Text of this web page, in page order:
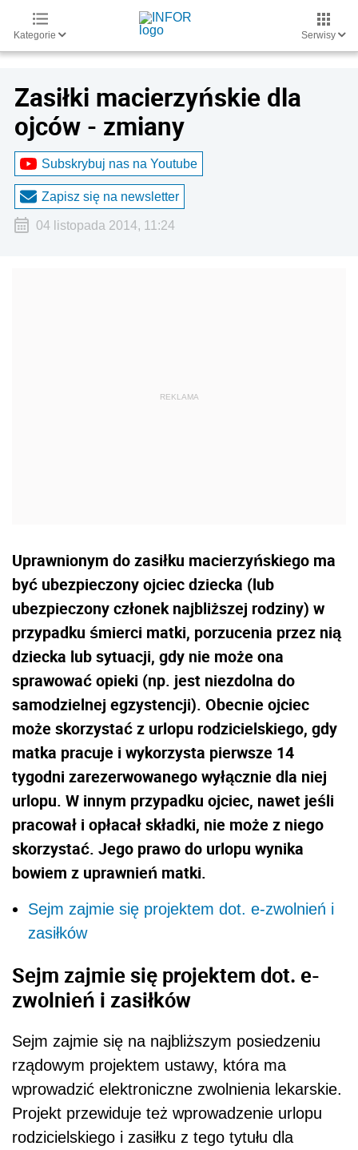
Kategorie Serwisy
Zasiłki macierzyńskie dla
ojców - zmiany
Subskrybuj nas na Youtube
Zapisz się na newsletter
04 listopada 2014, 11:24
Uprawnionym do zasiłku macierzyńskiego ma
być ubezpieczony ojciec dziecka (lub
ubezpieczony członek najbliższej rodziny) w
przypadku śmierci matki, porzucenia przez nią
dziecka lub sytuacji, gdy nie może ona
sprawować opieki (np. jest niezdolna do
samodzielnej egzystencji). Obecnie ojciec
może skorzystać z urlopu rodzicielskiego, gdy
matka pracuje i wykorzysta pierwsze 14
tygodni zarezerwowanego wyłącznie dla niej
urlopu. W innym przypadku ojciec, nawet jeśli
pracował i opłacał składki, nie może z niego
skorzystać. Jego prawo do urlopu wynika
bowiem z uprawnień matki.
Sejm zajmie się projektem dot. e-zwolnień i
zasiłków
Sejm zajmie się projektem dot. e-
zwolnień i zasiłków
Sejm zajmie się na najbliższym posiedzeniu
rządowym projektem ustawy, która ma
wprowadzić elektroniczne zwolnienia lekarskie.
Projekt przewiduje też wprowadzenie urlopu
rodzicielskiego i zasiłku z tego tytułu dla